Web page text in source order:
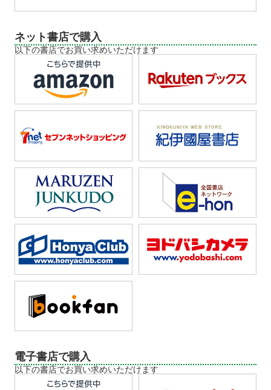
ネット書店で購入
以下の書店でお買い求めいただけます
電子書店で購入
以下の書店でお買い求めいただけます